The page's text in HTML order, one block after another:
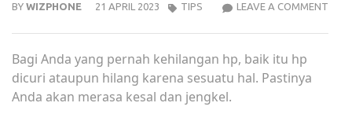
BY WIZPHONE 21 APRIL 2023 LEAVE A COMMENT
TIPS
Bagi Anda yang pernah kehilangan hp, baik itu hp
dicuri ataupun hilang karena sesuatu hal. Pastinya
Anda akan merasa kesal dan jengkel.